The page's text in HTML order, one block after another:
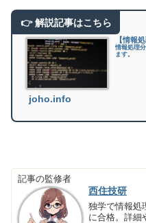
【情報
情報処理
ます。
joho.info
記事の監修者
西住技研
独学で情報処
に合格。詳細